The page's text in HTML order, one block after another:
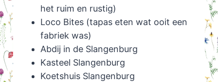
het ruim en rustig)
Loco Bites (tapas eten wat ooit een
fabriek was)
Abdij in de Slangenburg
Kasteel Slangenburg
Koetshuis Slangenburg